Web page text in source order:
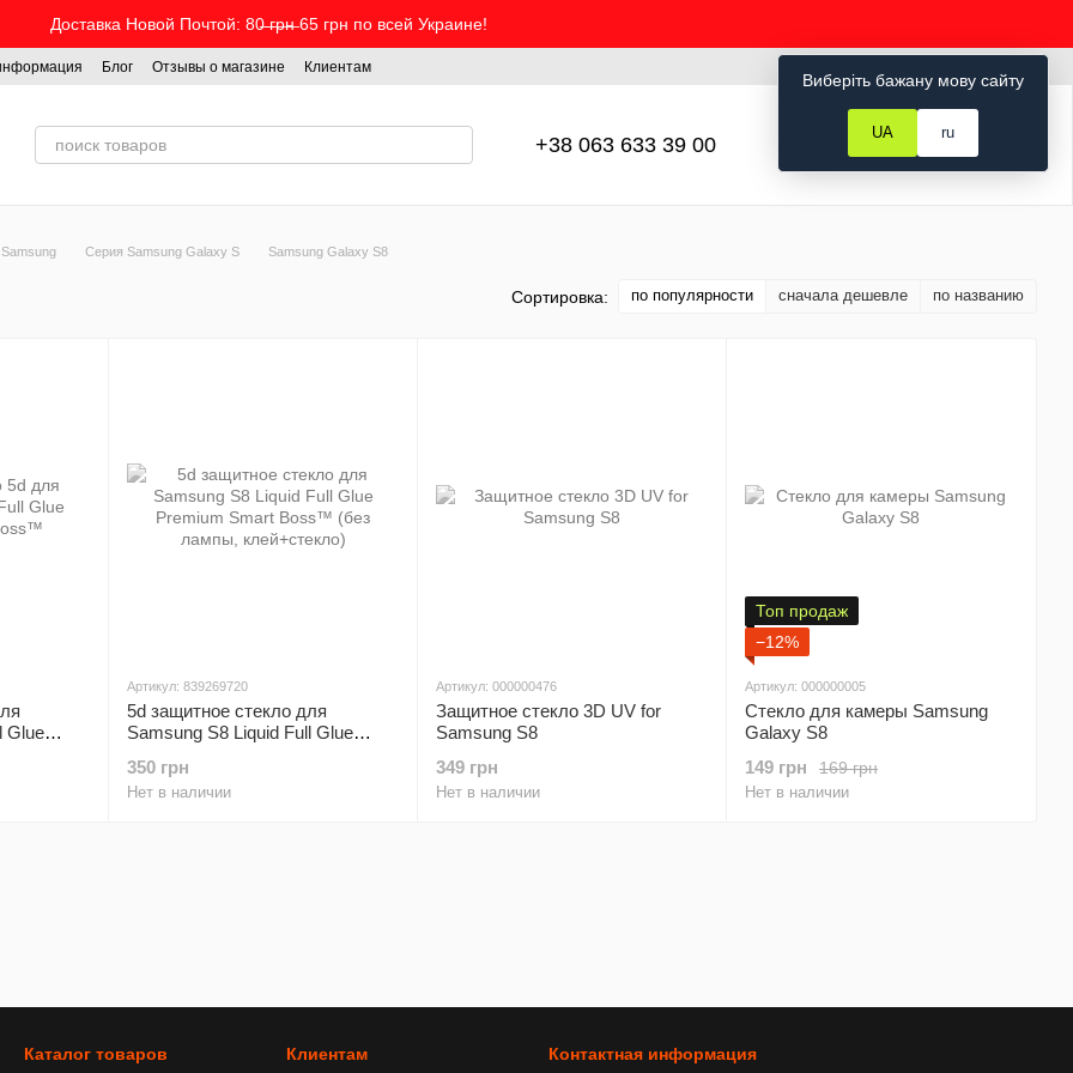
Доставка Новой Почтой: 80̶ ̶г̶р̶н̶ 65 грн по всей Украине!
Блог Отзывы о магазине Клиентам
+38 063 633 39 00 Мой заказ
Серия Samsung Galaxy S Samsung Galaxy S8
Сортировка: по популярности сначала дешевле по названию
Glue
Артикул: 839269720
5d защитное cтекло для
Samsung S8 Liquid Full Glue
лампы, клей+стекло)
350 грн
Нет в наличии
Артикул: 000000476
Защитное стекло 3D UV for
Samsung S8
349 грн
Нет в наличии
Топ продаж
−12%
Артикул: 000000005
Стекло для камеры Samsung
Galaxy S8
169 грн
149 грн
Нет в наличии
Каталог товаров Клиентам Контактная информация
Виберіть бажану мову сайту
UA ru